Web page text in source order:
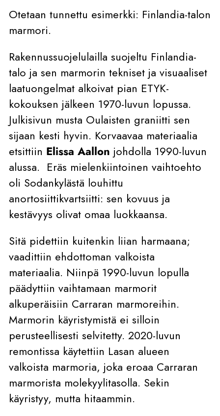
Otetaan tunnettu esimerkki: Finlandia-talon
marmori.
Rakennussuojelulailla suojeltu Finlandia-
talo ja sen marmorin tekniset ja visuaaliset
laatuongelmat alkoivat pian ETYK-
kokouksen jälkeen 1970-luvun lopussa.
Julkisivun musta Oulaisten graniitti sen
sijaan kesti hyvin. Korvaavaa materiaalia
etsittiin Elissa Aallon johdolla 1990-luvun
alussa. Eräs mielenkiintoinen vaihtoehto
oli Sodankylästä louhittu
anortosiittikvartsiitti: sen kovuus ja
kestävyys olivat omaa luokkaansa.
Sitä pidettiin kuitenkin liian harmaana;
vaadittiin ehdottoman valkoista
materiaalia. Niinpä 1990-luvun lopulla
päädyttiin vaihtamaan marmorit
alkuperäisiin Carraran marmoreihin.
Marmorin käyristymistä ei silloin
perusteellisesti selvitetty. 2020-luvun
remontissa käytettiin Lasan alueen
valkoista marmoria, joka eroaa Carraran
marmorista molekyylitasolla. Sekin
käyristyy, mutta hitaammin.